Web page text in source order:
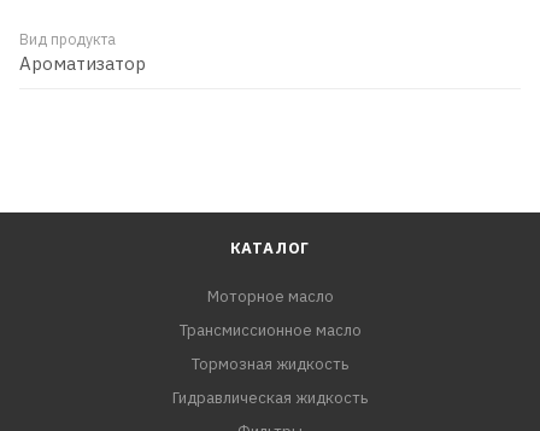
Вид продукта
Ароматизатор
КАТАЛОГ
Моторное масло
Трансмиссионное масло
Тормозная жидкость
Гидравлическая жидкость